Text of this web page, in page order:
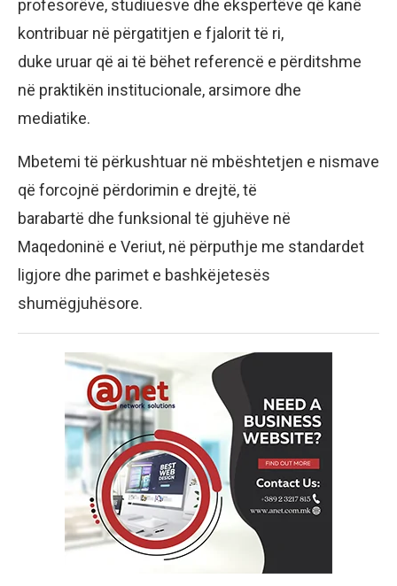
profesorëve, studiuesve dhe ekspertëve që kanë
kontribuar në përgatitjen e fjalorit të ri,
duke uruar që ai të bëhet referencë e përditshme
në praktikën institucionale, arsimore dhe
mediatike.
Mbetemi të përkushtuar në mbështetjen e nismave
që forcojnë përdorimin e drejtë, të
barabartë dhe funksional të gjuhëve në
Maqedoninë e Veriut, në përputhje me standardet
ligjore dhe parimet e bashkëjetesës
shumëgjuhësore.